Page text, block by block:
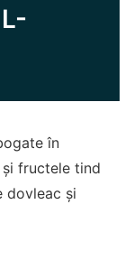
în
fructele tind
dovleac și